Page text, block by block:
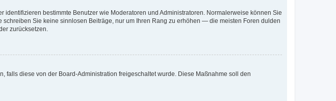
bestimmte Benutzer wie Moderatoren und Administratoren. Normalerweise können Sie
Sie keine sinnlosen Beiträge, nur um Ihren Rang zu erhöhen — die meisten Foren dulden
zurücksetzen.
falls diese von der Board-Administration freigeschaltet wurde. Diese Maßnahme soll den